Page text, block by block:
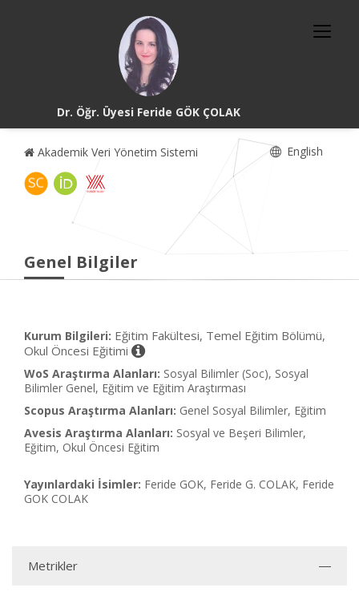
Dr. Öğr. Üyesi Feride GÖK ÇOLAK
Akademik Veri Yönetim Sistemi English
Genel Bilgiler
Kurum Bilgileri: Eğitim Fakültesi, Temel Eğitim Bölümü,
Okul Öncesi Eğitimi
WoS Araştırma Alanları: Sosyal Bilimler (Soc), Sosyal
Bilimler Genel, Eğitim ve Eğitim Araştırması
Scopus Araştırma Alanları: Genel Sosyal Bilimler, Eğitim
Avesis Araştırma Alanları: Sosyal ve Beşeri Bilimler,
Eğitim, Okul Öncesi Eğitim
Yayınlardaki İsimler: Feride GOK, Feride G. COLAK, Feride
GOK COLAK
Metrikler